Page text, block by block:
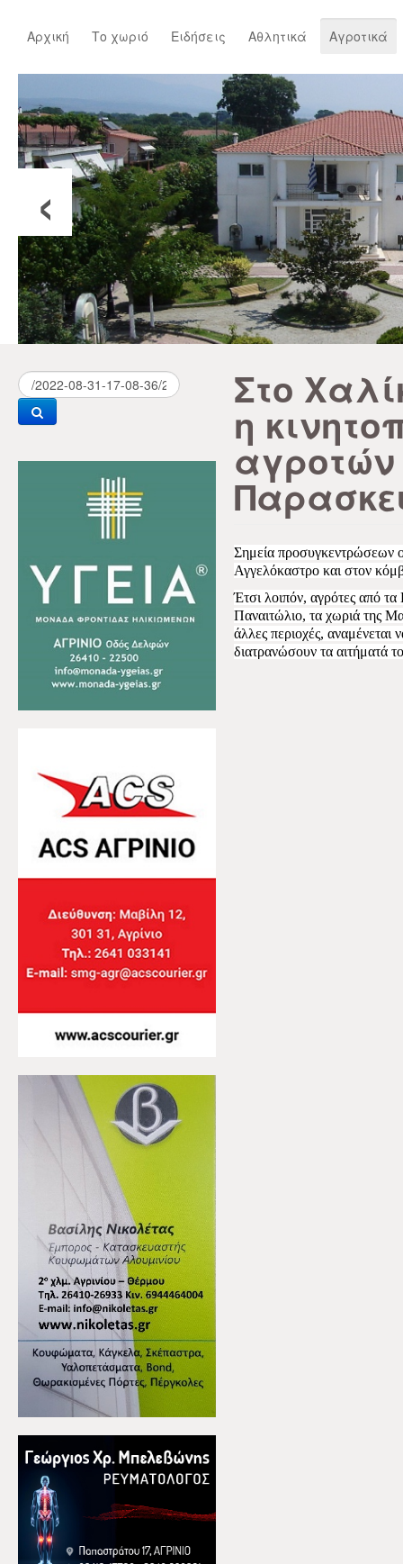
Αρχική Το χωριό Ειδήσεις Αθλητικά Αγροτικά
‹
Στο
η
αγροτών
Σημεία προσυγκεντρώσεων
Αγγελόκαστρο και στον
Έτσι λοιπόν, αγρότες από
Παναιτώλιο, τα χωριά της
άλλες περιοχές, αναμένεται
διατρανώσουν τα αιτήματά